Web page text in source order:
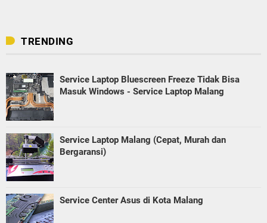
TRENDING
Service Laptop Bluescreen Freeze Tidak Bisa
Masuk Windows - Service Laptop Malang
Service Laptop Malang (Cepat, Murah dan
Bergaransi)
Service Center Asus di Kota Malang